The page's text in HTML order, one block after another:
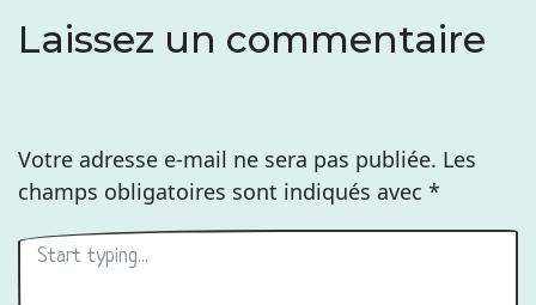
Laissez un commentaire
Votre adresse e-mail ne sera pas publiée. Les
champs obligatoires sont indiqués avec *